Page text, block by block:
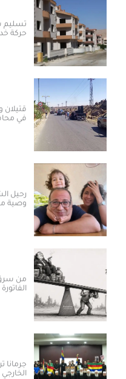
تسليم شقق سكنية
حركة خدمية
قتيلان وأربعة
في محافظة
رحيل الشاعر
وصية منفى لم
من سرق سوريا حرّ..
الفاتورة
جرمانا ترسم خطوطها
الخارجي ولا للمساس